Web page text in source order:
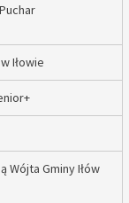
Iłowie
Wójta Gminy Iłów